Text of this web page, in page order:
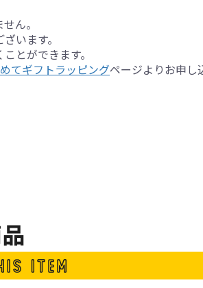
ん。
います。
とができます。
てギフトラッピングページよりお申し